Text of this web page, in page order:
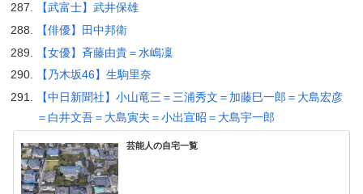
【武富士】武井保雄
【俳優】田中邦衛
【女優】斉藤由貴＝水嶋凜
【乃木坂46】生駒里奈
【中日新聞社】小山竜三＝三浦秀文＝加藤巳一郎＝大島宏彦
＝白井文吾＝大島寅夫＝小出宣昭＝大島宇一郎
芸能人の自宅一覧